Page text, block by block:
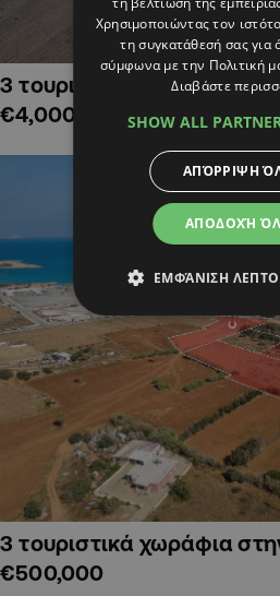
3 τουριστικά χωράφια
€4,000,000
3 τουριστικά χωράφια
€500,000
Χρησιμοποιώντας τον
τη συγκατάθεσή σας για
σύμφωνα με την Πολιτική
Διαβάστε
SHOW ALL
ΑΠΟΔΟΧΉ
ΑΠΌΡΡΙΨΗ
ΕΜΦΆΝΙΣΗ